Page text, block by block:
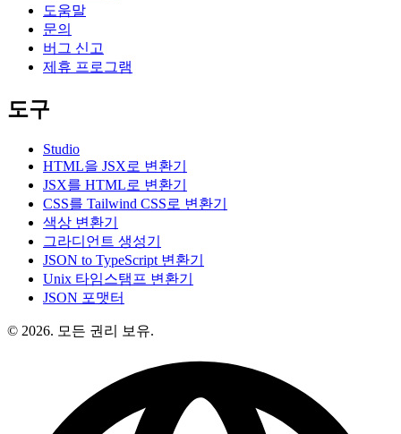
도움말
문의
버그 신고
제휴 프로그램
도구
Studio
HTML을 JSX로 변환기
JSX를 HTML로 변환기
CSS를 Tailwind CSS로 변환기
색상 변환기
그라디언트 생성기
JSON to TypeScript 변환기
Unix 타임스탬프 변환기
JSON 포맷터
© 2026. 모든 권리 보유.